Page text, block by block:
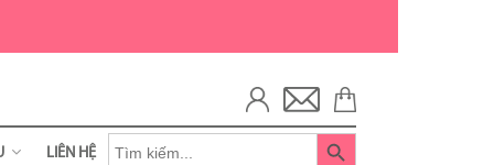
LIÊN HỆ
Search
for: